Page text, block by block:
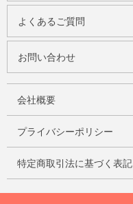
よくあるご質問
お問い合わせ
会社概要
プライバシーポリシー
特定商取引法に基づく表記